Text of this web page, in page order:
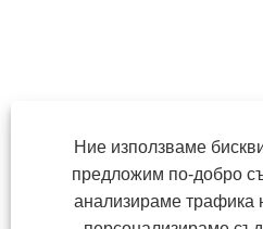
Ние използваме
предложим по-добро
анализираме трафика